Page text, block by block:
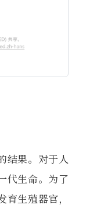
结果。对于人
代生命。为了
生殖器官，